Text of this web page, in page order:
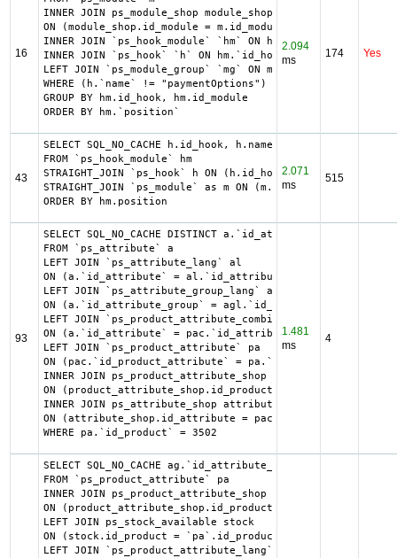
16
INNER JOIN ps_module_shop module_shop
ON (module_shop.id_module = m.id_module AND
INNER JOIN `ps_hook_module` `hm` ON hm.`id_module` =
INNER JOIN `ps_hook` `h` ON hm.`id_hook` = h.`id_hook`
LEFT JOIN `ps_module_group` `mg` ON mg.`id_module` =
WHERE (h.`name` != "paymentOptions") AND
GROUP BY hm.id_hook, hm.id_module
ORDER BY hm.`position`
2.094
ms
174 Yes
43
SELECT SQL_NO_CACHE h.id_hook, h.name as h_name,
FROM `ps_hook_module` hm
STRAIGHT_JOIN `ps_hook` h ON (h.id_hook = hm.id_hook
STRAIGHT_JOIN `ps_module` as m ON (m.id_module =
ORDER BY hm.position
2.071
ms
515
93
SELECT SQL_NO_CACHE DISTINCT a.`id_attribute`,
FROM `ps_attribute` a
LEFT JOIN `ps_attribute_lang` al
ON (a.`id_attribute` = al.`id_attribute` AND
LEFT JOIN `ps_attribute_group_lang` agl
ON (a.`id_attribute_group` = agl.`id_attribute_group`
LEFT JOIN `ps_product_attribute_combination` pac
ON (a.`id_attribute` = pac.`id_attribute`)
LEFT JOIN `ps_product_attribute` pa
ON (pac.`id_product_attribute` =
INNER JOIN ps_product_attribute_shop
ON (product_attribute_shop.id_product_attribute =
INNER JOIN ps_attribute_shop attribute_shop
ON (attribute_shop.id_attribute = pac.id_attribute AND
WHERE pa.`id_product` = 3502
1.481
ms
4
SELECT SQL_NO_CACHE ag.`id_attribute_group`,
FROM `ps_product_attribute` pa
INNER JOIN ps_product_attribute_shop
ON (product_attribute_shop.id_product_attribute =
LEFT JOIN ps_stock_available stock
ON (stock.id_product = `pa`.id_product AND
LEFT JOIN `ps_product_attribute_lang` `pal` ON